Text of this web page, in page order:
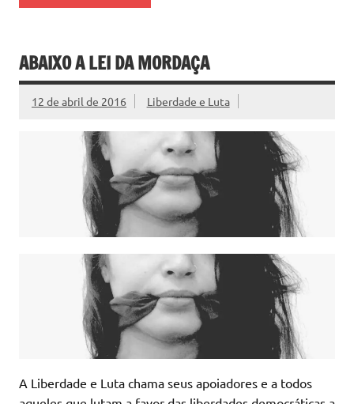
ABAIXO A LEI DA MORDAÇA
12 de abril de 2016 Liberdade e Luta
​A Liberdade e Luta chama seus apoiadores e a todos